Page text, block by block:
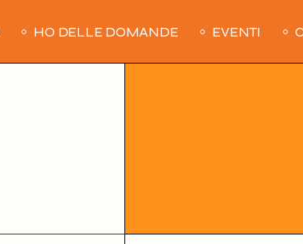
HO DELLE DOMANDE EVENTI